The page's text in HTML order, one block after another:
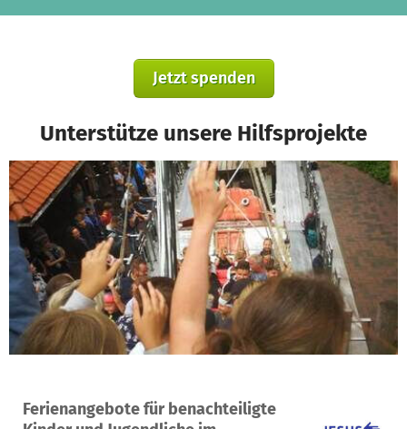
Jetzt spenden
Unterstütze unsere Hilfsprojekte
Ferienangebote für benachteiligte
Ein Projekt in Hamburg, Deutschland
5 12 % 4.300 €